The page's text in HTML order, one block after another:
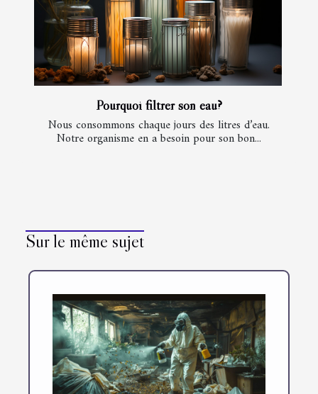
Pourquoi filtrer son eau?
Nous consommons chaque jours des litres d’eau.
Notre organisme en a besoin pour son bon...
Sur le même sujet